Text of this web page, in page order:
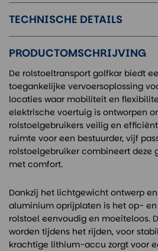
TECHNISCHE DETAILS
PRODUCTOMSCHRIJVING
De rolstoeltransport golfkar biedt
toegankelijke vervoersoplossing
locaties waar mobiliteit en
elektrische voertuig is ontworpen
rolstoelgebruikers veilig en
ruimte voor een bestuurder, vijf
rolstoelgebruiker combineert
met comfort.
Dankzij het lichtgewicht ontwerp
aluminium oprijplaten is het op-
rolstoel eenvoudig en moeiteloos.
worden tijdens het rijden, voor
krachtige lithium-accu zorgt voor